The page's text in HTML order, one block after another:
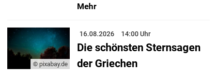
Mehr
© pixabay.de
16.08.2026 14:00 Uhr
Die schönsten Sternsagen
der Griechen